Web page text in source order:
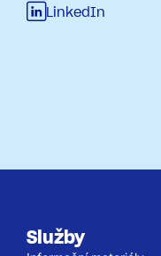
LinkedIn
Služby